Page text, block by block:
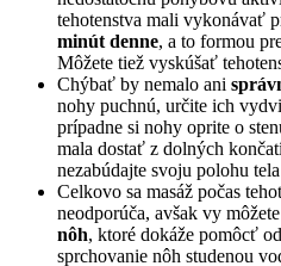
tehotenstva mali vykonávať
minút denne, a to formou
Môžete tiež vyskúšať
Chýbať by nemalo ani
nohy puchnú, určite ich
prípadne si nohy oprite o
mala dostať z dolných
nezabúdajte svoju polohu
Celkovo sa masáž počas
neodporúča, avšak vy
nôh, ktoré dokáže pomôcť
sprchovanie nôh studenou